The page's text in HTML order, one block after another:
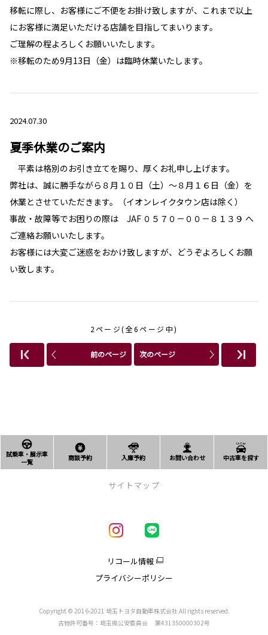
移転に際し、お客様にご不便をお掛け致しますが、これまで以上
にお客様に満足いただける店舗を目指してまいります。
ご理解の程よろしくお願いいたします。
※移転のため9月13日（金）は臨時休業いたします。
2024.07.30
夏季休業のご案内
平素は格別のお引き立てを賜り、厚くお礼申し上げます。
弊社は、誠に勝手ながら８月１０日（土）～８月１６日（金）を
休業とさせていただきます。（イオンレイクタウン店は除く）
事故・故障等でお困りの際は JAF ０５７０－００－８１３９ へ
ご連絡お願いいたします。
お客様には大変ご迷惑をおかけ致しますが、どうぞよろしくお願
い致します。
2ページ(全6ページ中)
前のページ 次のページ
試乗車・展示車
一覧
商談予約 入庫予約 お問い合わせ 中古車を探す
サイトマップ
クラウンスポーツ
クラウンクロスオーバー
リコール情報
プライバシーポリシー
Copyright © 2016-2021 埼玉トヨタ自動車株式会社 All rights reserved.
古物許可番号：埼玉県公安委員会 第431350000302号